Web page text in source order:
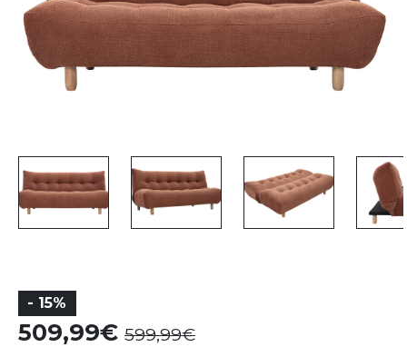
- 15%
509,99 599,99